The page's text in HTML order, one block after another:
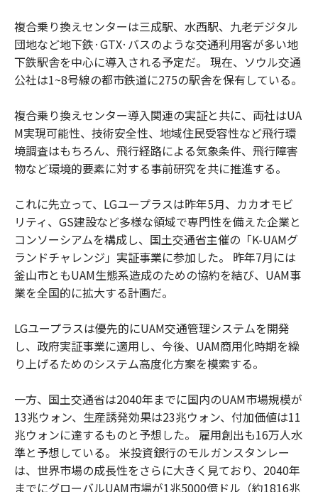
複合乗り換えセンターは三成駅、水西駅、九老デジタル
団地など地下鉄·GTX·バスのような交通利用客が多い地
下鉄駅舎を中心に導入される予定だ。 現在、ソウル交通
公社は1~8号線の都市鉄道に275の駅舎を保有している。
複合乗り換えセンター導入関連の実証と共に、両社はUA
M実現可能性、技術安全性、地域住民受容性など飛行環
境調査はもちろん、飛行経路による気象条件、飛行障害
物など環境的要素に対する事前研究を共に推進する。
これに先立って、LGユープラスは昨年5月、カカオモビ
リティ、GS建設など多様な領域で専門性を備えた企業と
コンソーシアムを構成し、国土交通省主催の「K-UAMグ
ランドチャレンジ」実証事業に参加した。 昨年7月には
釜山市ともUAM生態系造成のための協約を結び、UAM事
業を全国的に拡大する計画だ。
LGユープラスは優先的にUAM交通管理システムを開発
し、政府実証事業に適用し、今後、UAM商用化時期を繰
り上げるためのシステム高度化方案を模索する。
一方、国土交通省は2040年までに国内のUAM市場規模が
13兆ウォン、生産誘発効果は23兆ウォン、付加価値は11
兆ウォンに達するものと予想した。 雇用創出も16万人水
準と予想している。 米投資銀行のモルガンスタンレー
は、世界市場の成長性をさらに大きく見ており、2040年
までにグローバルUAM市場が1兆5000億ドル（約1816兆